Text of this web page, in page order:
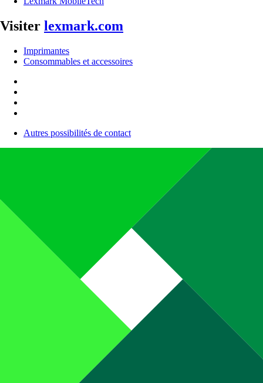
Visiter lexmark.com
Imprimantes
Consommables et accessoires
Autres possibilités de contact